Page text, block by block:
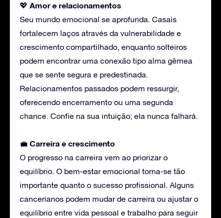
💖 Amor e relacionamentos
Seu mundo emocional se aprofunda. Casais
fortalecem laços através da vulnerabilidade e
crescimento compartilhado, enquanto solteiros
podem encontrar uma conexão tipo alma gêmea
que se sente segura e predestinada.
Relacionamentos passados podem ressurgir,
oferecendo encerramento ou uma segunda
chance. Confie na sua intuição; ela nunca falhará.
💼 Carreira e crescimento
O progresso na carreira vem ao priorizar o
equilíbrio. O bem-estar emocional torna-se tão
importante quanto o sucesso profissional. Alguns
cancerianos podem mudar de carreira ou ajustar o
equilíbrio entre vida pessoal e trabalho para seguir